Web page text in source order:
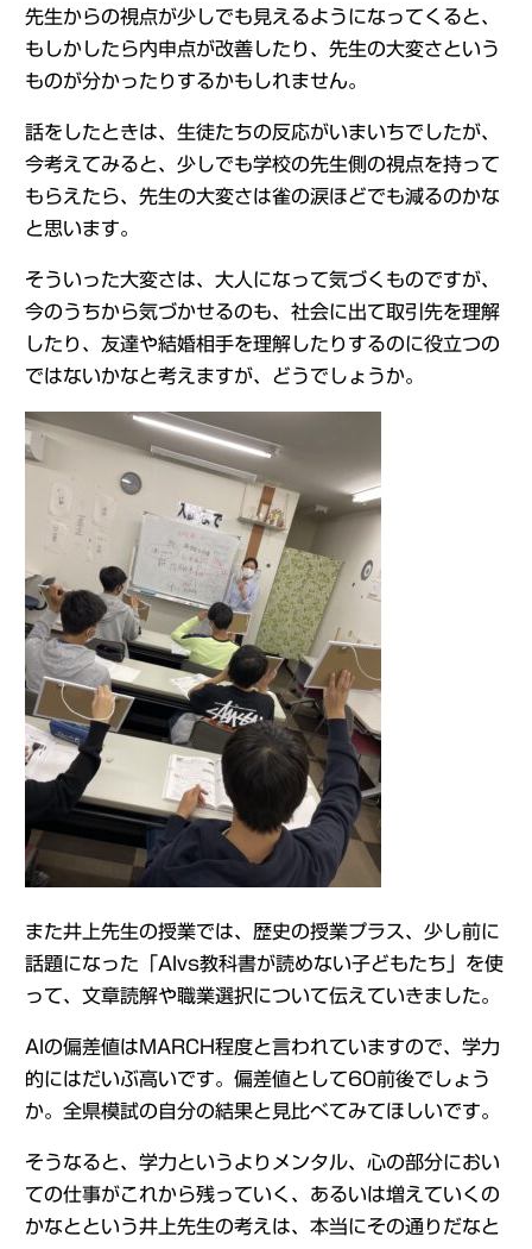
先生からの視点が少しでも見えるようになってくると、
もしかしたら内申点が改善したり、先生の大変さという
ものが分かったりするかもしれません。
話をしたときは、生徒たちの反応がいまいちでしたが、
今考えてみると、少しでも学校の先生側の視点を持って
もらえたら、先生の大変さは雀の涙ほどでも減るのかな
と思います。
そういった大変さは、大人になって気づくものですが、
今のうちから気づかせるのも、社会に出て取引先を理解
したり、友達や結婚相手を理解したりするのに役立つの
ではないかなと考えますが、どうでしょうか。
また井上先生の授業では、歴史の授業プラス、少し前に
話題になった「AIvs教科書が読めない子どもたち」を使
って、文章読解や職業選択について伝えていきました。
AIの偏差値はMARCH程度と言われていますので、学力
的にはだいぶ高いです。偏差値として60前後でしょう
か。全県模試の自分の結果と見比べてみてほしいです。
そうなると、学力というよりメンタル、心の部分におい
ての仕事がこれから残っていく、あるいは増えていくの
かなとという井上先生の考えは、本当にその通りだなと